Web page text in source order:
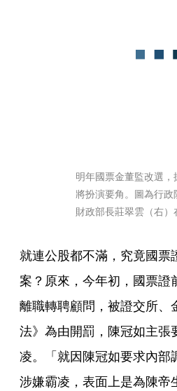
明年國票金董監改選
將扮演要角。圖為行
財政部長莊翠雲（右）
就連公股都不滿，究竟國
案？原來，今年初，國票
離職轉聘顧問，被證交所、
法》為由開罰，陳冠如主張
凌。「就因陳冠如要求內
涉嫌霸凌，表面上是為陳